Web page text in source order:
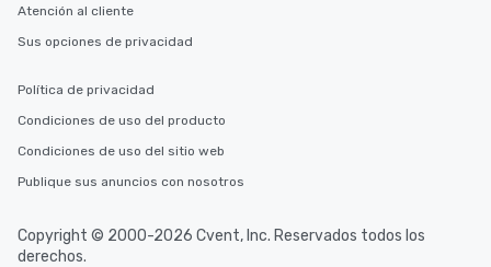
Atención al cliente
Sus opciones de privacidad
Política de privacidad
Condiciones de uso del producto
Condiciones de uso del sitio web
Publique sus anuncios con nosotros
Copyright © 2000-2026 Cvent, Inc. Reservados todos los
derechos.